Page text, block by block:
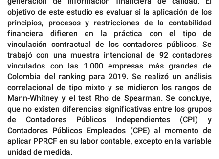
objetivo de este estudio es evaluar si la aplicación de los
principios, procesos y restricciones de la contabilidad
financiera difieren en la práctica con el tipo de
vinculación contractual de los contadores públicos. Se
trabajó con una muestra intencional de 92 contadores
vinculados con las 1.000 empresas más grandes de
Colombia del ranking para 2019. Se realizó un análisis
correlacional de tipo mixto y se midieron los rangos de
Mann-Whitney y el test Rho de Spearman. Se concluye,
que no existen diferencias significativas entre los grupos
de Contadores Públicos Independientes (CPI) y
Contadores Públicos Empleados (CPE) al momento de
aplicar PPRCF en su labor contable, excepto en la variable
unidad de medida.